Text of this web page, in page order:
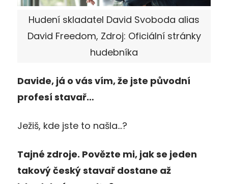
Hudení skladatel David Svoboda alias
David Freedom, Zdroj: Oficiální stránky
hudebníka
Davide, já o vás vím, že jste původní
profesí stavař…
Ježiš, kde jste to našla…?
Tajné zdroje. Povězte mi, jak se jeden
takový český stavař dostane až